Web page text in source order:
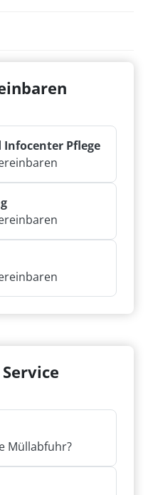
Pflege
Müllabfuhr?